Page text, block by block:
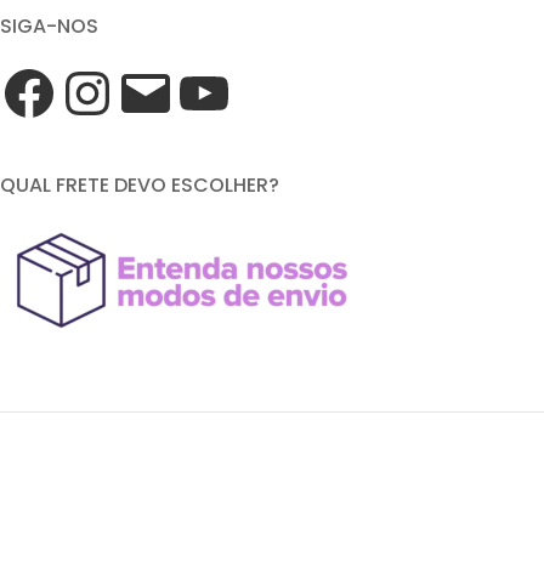
SIGA-NOS
QUAL FRETE DEVO ESCOLHER?